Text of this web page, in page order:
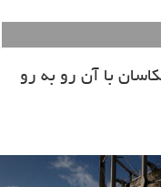
با آن رو به رو